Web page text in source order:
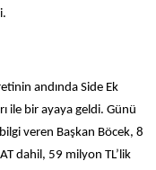
andında Side Ek
ile bir ayaya geldi. Günü
veren Başkan Böcek, 8
dahil, 59 milyon TL’lik